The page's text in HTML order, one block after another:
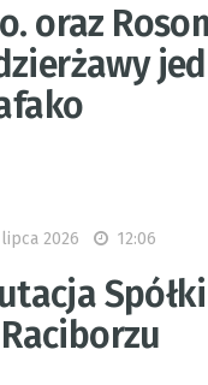
oraz
2026 12:06
Spółki